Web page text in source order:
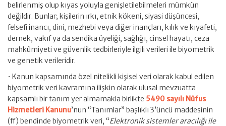
belirlenmiş olup kıyas yoluyla genişletilebilmeleri mümkün
değildir. Bunlar; kişilerin ırkı, etnik kökeni, siyasi düşüncesi,
felsefi inancı, dini, mezhebi veya diğer inançları, kılık ve kıyafeti,
dernek, vakıf ya da sendika üyeliği, sağlığı, cinsel hayatı, ceza
mahkûmiyeti ve güvenlik tedbirleriyle ilgili verileri ile biyometrik
ve genetik verileridir.
• Kanun kapsamında özel nitelikli kişisel veri olarak kabul edilen
biyometrik veri kavramına ilişkin olarak ulusal mevzuatta
kapsamlı bir tanım yer almamakla birlikte 5490 sayılı Nüfus
Hizmetleri Kanunu’nun “Tanımlar” başlıklı 3’üncü maddesinin
(ff) bendinde biyometrik veri, “Elektronik sistemler aracılığı ile